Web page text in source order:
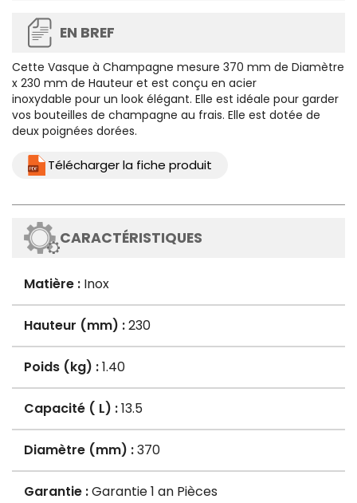
EN BREF
Cette Vasque à Champagne mesure 370 mm de Diamètre
x 230 mm de Hauteur et est conçu en acier
inoxydable pour un look élégant. Elle est idéale pour garder
vos bouteilles de champagne au frais. Elle est dotée de
deux poignées dorées.
Télécharger la fiche produit
CARACTÉRISTIQUES
Matière : Inox
Hauteur (mm) :230
Poids (kg) :1.40
Capacité ( L) :13.5
Diamètre (mm) :370
Garantie :Garantie 1 an Pièces